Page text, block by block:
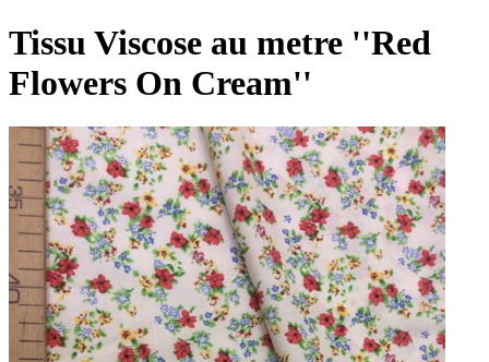
Tissu Viscose au metre ''Red
Flowers On Cream''